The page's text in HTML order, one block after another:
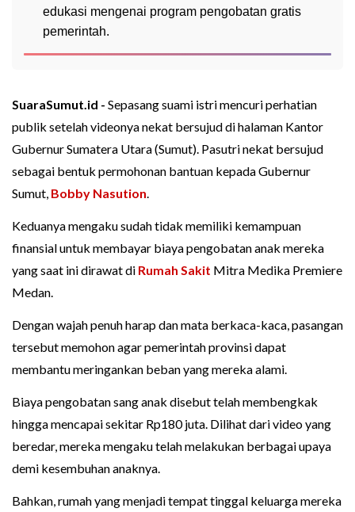
edukasi mengenai program pengobatan gratis
pemerintah.
SuaraSumut.id - Sepasang suami istri mencuri perhatian
publik setelah videonya nekat bersujud di halaman Kantor
Gubernur Sumatera Utara (Sumut). Pasutri nekat bersujud
sebagai bentuk permohonan bantuan kepada Gubernur
Sumut, Bobby Nasution.
Keduanya mengaku sudah tidak memiliki kemampuan
finansial untuk membayar biaya pengobatan anak mereka
yang saat ini dirawat di Rumah Sakit Mitra Medika Premiere
Medan.
Dengan wajah penuh harap dan mata berkaca-kaca, pasangan
tersebut memohon agar pemerintah provinsi dapat
membantu meringankan beban yang mereka alami.
Biaya pengobatan sang anak disebut telah membengkak
hingga mencapai sekitar Rp180 juta. Dilihat dari video yang
beredar, mereka mengaku telah melakukan berbagai upaya
demi kesembuhan anaknya.
Bahkan, rumah yang menjadi tempat tinggal keluarga mereka